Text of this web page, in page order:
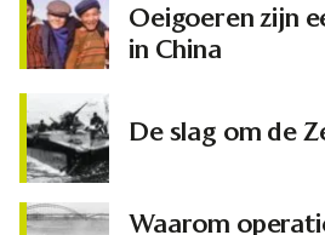
Oeigoeren zijn
in China
De slag om de
Waarom